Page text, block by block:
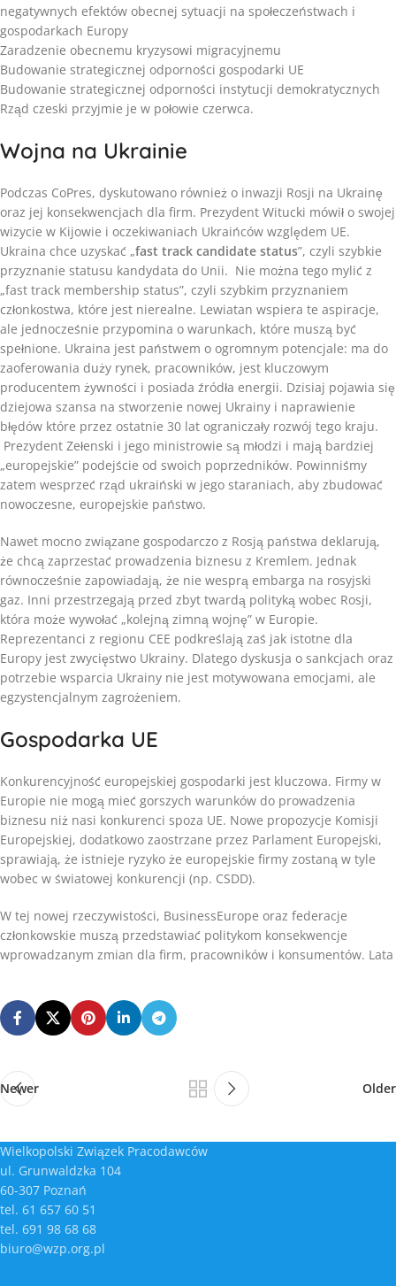
negatywnych efektów obecnej sytuacji na społeczeństwach i
gospodarkach Europy
Zaradzenie obecnemu kryzysowi migracyjnemu
Budowanie strategicznej odporności gospodarki UE
Budowanie strategicznej odporności instytucji demokratycznych
Rząd czeski przyjmie je w połowie czerwca.
Wojna na Ukrainie
Podczas CoPres, dyskutowano również o inwazji Rosji na Ukrainę
oraz jej konsekwencjach dla firm. Prezydent Witucki mówił o swojej
wizycie w Kijowie i oczekiwaniach Ukraińców względem UE.
Ukraina chce uzyskać „fast track candidate status”, czyli szybkie
przyznanie statusu kandydata do Unii. Nie można tego mylić z
„fast track membership status”, czyli szybkim przyznaniem
członkostwa, które jest nierealne. Lewiatan wspiera te aspiracje,
ale jednocześnie przypomina o warunkach, które muszą być
spełnione. Ukraina jest państwem o ogromnym potencjale: ma do
zaoferowania duży rynek, pracowników, jest kluczowym
producentem żywności i posiada źródła energii. Dzisiaj pojawia się
dziejowa szansa na stworzenie nowej Ukrainy i naprawienie
błędów które przez ostatnie 30 lat ograniczały rozwój tego kraju.
Prezydent Zełenski i jego ministrowie są młodzi i mają bardziej
„europejskie” podejście od swoich poprzedników. Powinniśmy
zatem wesprzeć rząd ukraiński w jego staraniach, aby zbudować
nowoczesne, europejskie państwo.
Nawet mocno związane gospodarczo z Rosją państwa deklarują,
że chcą zaprzestać prowadzenia biznesu z Kremlem. Jednak
równocześnie zapowiadają, że nie wesprą embarga na rosyjski
gaz. Inni przestrzegają przed zbyt twardą polityką wobec Rosji,
która może wywołać „kolejną zimną wojnę” w Europie.
Reprezentanci z regionu CEE podkreślają zaś jak istotne dla
Europy jest zwycięstwo Ukrainy. Dlatego dyskusja o sankcjach oraz
potrzebie wsparcia Ukrainy nie jest motywowana emocjami, ale
egzystencjalnym zagrożeniem.
Gospodarka UE
Konkurencyjność europejskiej gospodarki jest kluczowa. Firmy w
Europie nie mogą mieć gorszych warunków do prowadzenia
biznesu niż nasi konkurenci spoza UE. Nowe propozycje Komisji
Europejskiej, dodatkowo zaostrzane przez Parlament Europejski,
sprawiają, że istnieje ryzyko że europejskie firmy zostaną w tyle
wobec w światowej konkurencji (np. CSDD).
W tej nowej rzeczywistości, BusinessEurope oraz federacje
członkowskie muszą przedstawiać politykom konsekwencje
wprowadzanym zmian dla firm, pracowników i konsumentów. Lata
Newer Older
Wielkopolski Związek Pracodawców
ul. Grunwaldzka 104
60-307 Poznań
tel. 61 657 60 51
tel. 691 98 68 68
biuro@wzp.org.pl